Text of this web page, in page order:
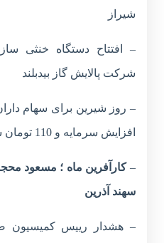
شیراز
– افتتاح دستگاه خنثی ساز
شرکت پالایش گاز بیدبلند
– روز شیرین برای سهام
افزایش سرمایه و 110 تومان سود نقدی
–کارآفرین ماه ؛ مسعود
سهند آذرین
– هشدار رییس کمیسیون